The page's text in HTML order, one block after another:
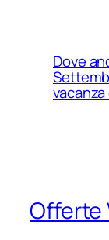
Dove
Offerte